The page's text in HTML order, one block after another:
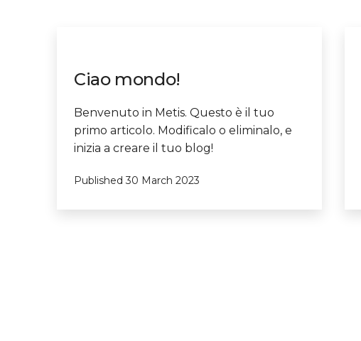
Ciao mondo!
Benvenuto in Metis. Questo è il tuo
primo articolo. Modificalo o eliminalo, e
inizia a creare il tuo blog!
Published30 March 2023